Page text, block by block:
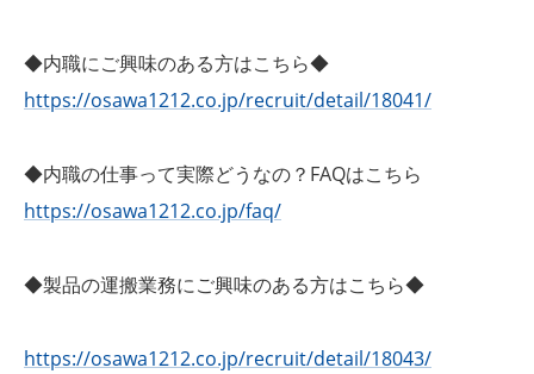
◆内職にご興味のある方はこちら◆
https://osawa1212.co.jp/recruit/detail/18041/
◆内職の仕事って実際どうなの？FAQはこちら
https://osawa1212.co.jp/faq/
◆製品の運搬業務にご興味のある方はこちら◆
https://osawa1212.co.jp/recruit/detail/18043/